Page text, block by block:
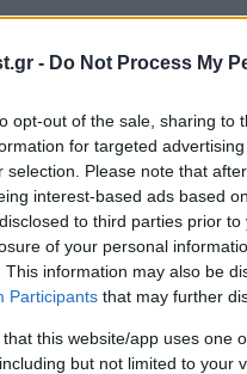
- Do Not Process My
opt-out of the sale, sharing
for targeted
selection. Please note that
interest-based ads based
to third parties prior
of your personal
This information may also be
Participants that may further
that this website/app uses one
but not limited to your